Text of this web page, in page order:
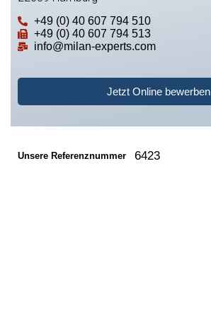
+49 (0) 40 607 794 510
+49 (0) 40 607 794 513
info@milan-experts.com
Jetzt Online bewerben
Unsere Referenznummer 6423